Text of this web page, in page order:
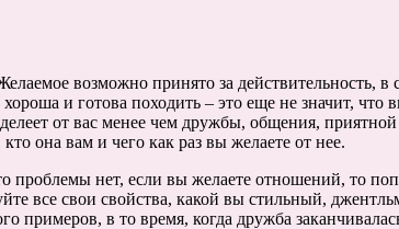
возможно принято за действительность,
и готова походить – это еще не значит,
от вас менее чем дружбы, общения,
она вам и чего как раз вы желаете от нее.
проблемы нет, если вы желаете отношений, то
все свои свойства, какой вы стильный,
примеров, в то время, когда дружба